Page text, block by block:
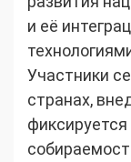
и её
Участники
странах,